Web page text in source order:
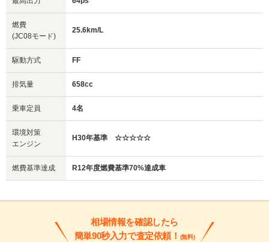
燃費
(JC08モード)
25.6km/L
駆動方式 FF
排気量 658cc
乗車定員 4名
環境対策
エンジン
H30年基準 ☆☆☆☆☆
燃費基準達成 R12年度燃費基準70%達成車
相場情報を確認したら
簡単90秒入力で査定依頼！ (無料)